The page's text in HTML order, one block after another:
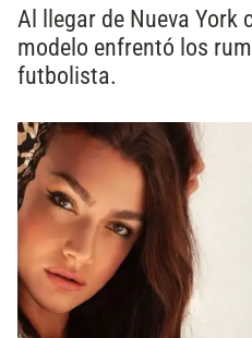
Al llegar de Nueva York
modelo enfrentó los
futbolista.